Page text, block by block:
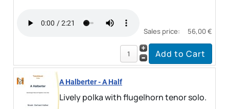
Sales price: 56,00 €
A Halberter - A Half
Lively polka with flugelhorn tenor solo.